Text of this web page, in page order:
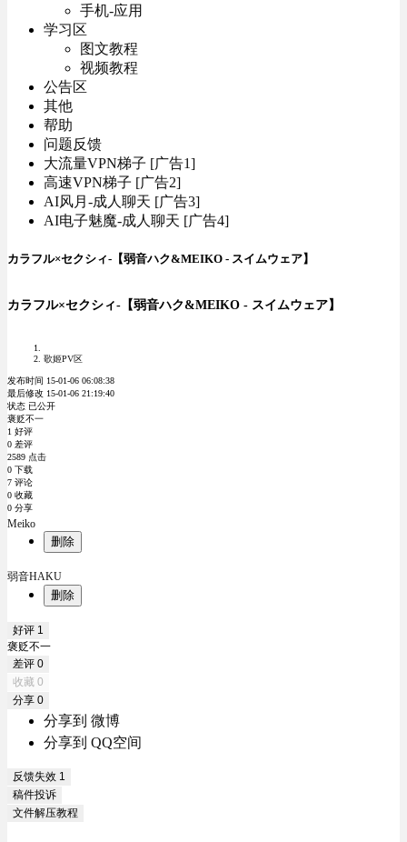
手机-应用
学习区
图文教程
视频教程
公告区
其他
帮助
问题反馈
大流量VPN梯子 [广告1]
高速VPN梯子 [广告2]
AI风月-成人聊天 [广告3]
AI电子魅魔-成人聊天 [广告4]
カラフル×セクシィ-【弱音ハク&MEIKO - スイムウェア】
カラフル×セクシィ-【弱音ハク&MEIKO - スイムウェア】
歌姬PV区
发布时间 15-01-06 06:08:38
最后修改 15-01-06 21:19:40
状态 已公开
褒贬不一
1 好评
0 差评
2589 点击
0 下载
7 评论
0 收藏
0 分享
Meiko
删除
弱音HAKU
删除
好评 1
褒贬不一
差评 0
收藏 0
分享 0
分享到 微博
分享到 QQ空间
反馈失效 1
稿件投诉
文件解压教程